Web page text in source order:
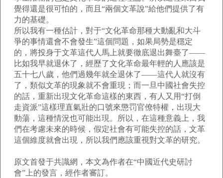
覺得還是很可怕的，而且“兩個文革說”給他們提供了有
力的基礎。
所以我有一種估計，對于“文化革命那種大動亂和大斗
爭的事情還會不會發生”這個問題，如果局勢是穩定
的，將投身于文革這代人馬上就要徹底退出舞臺了——
比如我早就退休了，經歷了文化革命最年輕的人應該是
五十七八歲，他們過幾年就全退休了——這代人就沒有
了，類似文革的現象就不會重現；而一旦中國社會失控
的話，重新出現文化革命這樣的東西，有人又用“打倒
走資派”這樣理直氣壯的口號來懲罚官僚特權，出現大
動蕩，這種情況也可能出現。所以，在這種意義上，我
們在考慮未來的時候，假定社會有可能失控的話，文革
這個維度就會出現，所以我們應該重視對文革的研究。
原文首發于共識網，本文為作者在“中國近代史研討
會”上的發言，經作者審訂。